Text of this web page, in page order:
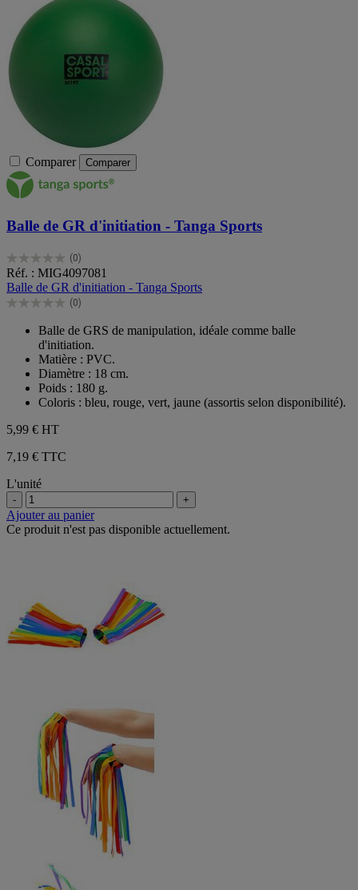
Comparer Comparer
Balle de GR d'initiation - Tanga Sports
(0)
0.0
sur
5
étoiles.
Réf. : MIG4097081
Balle de GR d'initiation - Tanga Sports
(0)
0.0
étoiles.
Balle de GRS de manipulation, idéale comme balle
d'initiation.
Matière : PVC.
Diamètre : 18 cm.
Poids : 180 g.
Coloris : bleu, rouge, vert, jaune (assortis selon disponibilité).
5,99 € HT
7,19 € TTC
L'unité
- +
Ajouter au panier
Ce produit n'est pas disponible actuellement.